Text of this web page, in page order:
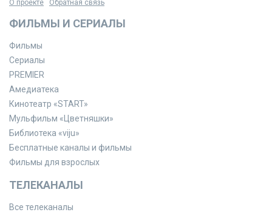
О проекте
Обратная связь
ФИЛЬМЫ И СЕРИАЛЫ
Фильмы
Сериалы
PREMIER
Амедиатека
Кинотеатр «START»
Мульфильм «Цветняшки»
Библиотека «viju»
Бесплатные каналы и фильмы
Фильмы для взрослых
ТЕЛЕКАНАЛЫ
Все телеканалы